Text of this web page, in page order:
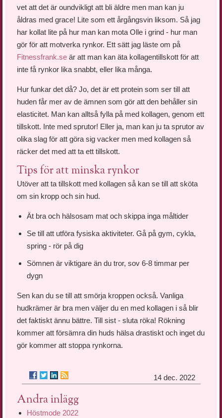
vet att det är oundvikligt att bli äldre men man kan ju
åldras med grace! Lite som ett årgångsvin liksom. Så jag
har kollat lite på hur man kan mota Olle i grind - hur man
gör för att motverka rynkor. Ett sätt jag läste om på
Fitnessfrank.se är att man kan äta kollagentillskott för att
inte få rynkor lika snabbt, eller lika många.
Hur funkar det då? Jo, det är ett protein som ser till att
huden får mer av de ämnen som gör att den behåller sin
elasticitet. Man kan alltså fylla på med kollagen, genom ett
tillskott. Inte med sprutor! Eller ja, man kan ju ta sprutor av
olika slag för att göra sig vacker men med kollagen så
räcker det med att ta ett tillskott.
Tips för att minska rynkor
Utöver att ta tillskott med kollagen så kan se till att sköta
om sin kropp och sin hud.
Ät bra och hälsosam mat och skippa inga måltider
Se till att utföra fysiska aktiviteter. Gå på gym, cykla,
spring - rör på dig
Sömnen är viktigare än du tror, sov 6-8 timmar per
dygn
Sen kan du se till att smörja kroppen också. Vanliga
hudkrämer är bra men väljer du en med kollagen i så blir
det faktiskt ännu bättre. Till sist - sluta röka! Rökning
kommer att försämra din huds hälsa drastiskt och inget du
gör kommer att stoppa rynkorna.
14 dec. 2022
Andra inlägg
Höstmode 2022